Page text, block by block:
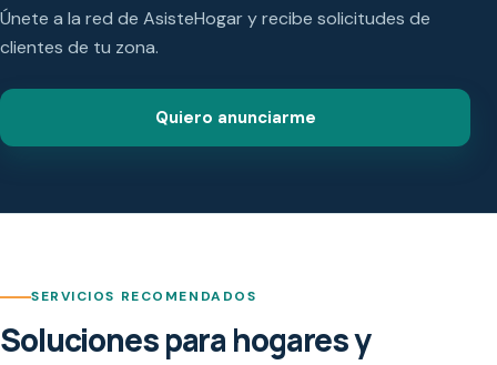
Únete a la red de AsisteHogar y recibe solicitudes de
clientes de tu zona.
Quiero anunciarme
SERVICIOS RECOMENDADOS
Soluciones para hogares y